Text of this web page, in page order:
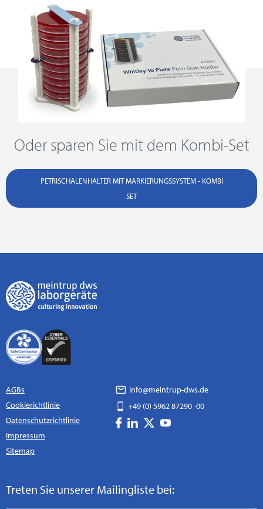
Oder sparen Sie mit dem Kombi-Set
PETRISCHALENHALTER MIT MARKIERUNGSSYSTEM - KOMBI
SET
AGBs
Cookierichtlinie
Datenschutzrichtlinie
Impressum
Sitemap
info@meintrup-dws.de
+49 (0) 5962 87290 -00
Treten Sie unserer Mailingliste bei: